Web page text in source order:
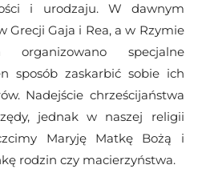
i urodzaju. W dawnym
Grecji Gaja i Rea, a w Rzymie
specjalne
sposób zaskarbić sobie ich
Nadejście chrześcijaństwa
jednak w naszej religii
Maryję Matkę Bożą i
rodzin czy macierzyństwa.